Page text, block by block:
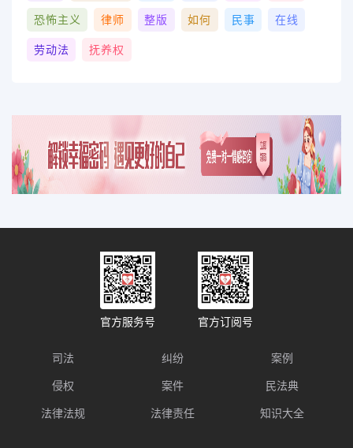
恐怖主义 律师 整版 如何 民事 在线
劳动法 抚养权
官方服务号 官方订阅号
司法 纠纷 案例
侵权 案件 民法典
法律法规 法律责任 知识大全